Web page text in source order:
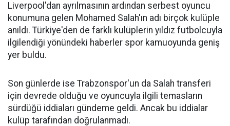
Liverpool'dan ayrılmasının ardından serbest oyuncu
konumuna gelen Mohamed Salah'ın adı birçok kulüple
anıldı. Türkiye'den de farklı kulüplerin yıldız futbolcuyla
ilgilendiği yönündeki haberler spor kamuoyunda geniş
yer buldu.
Son günlerde ise Trabzonspor'un da Salah transferi
için devrede olduğu ve oyuncuyla ilgili temasların
sürdüğü iddiaları gündeme geldi. Ancak bu iddialar
kulüp tarafından doğrulanmadı.